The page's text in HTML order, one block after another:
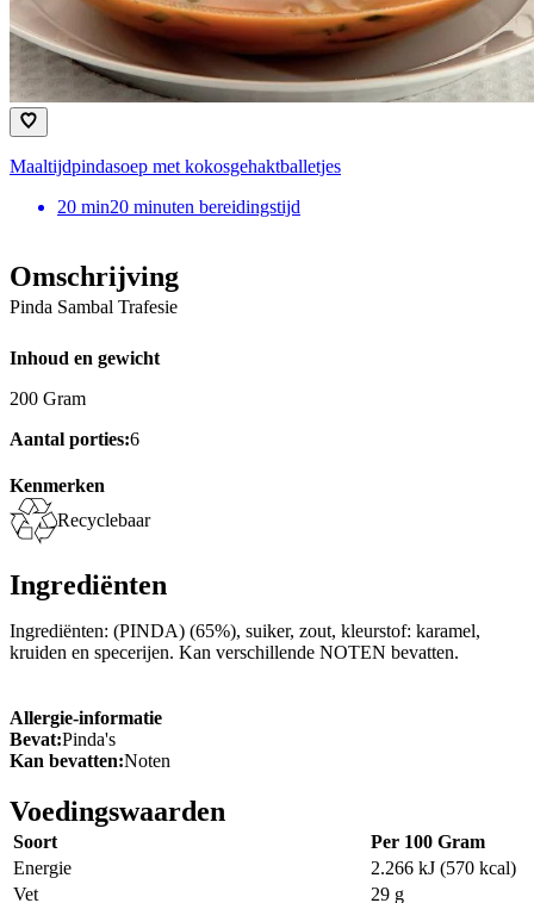
Maaltijdpindasoep met kokosgehaktballetjes
20 min20 minuten bereidingstijd
Omschrijving
Pinda Sambal Trafesie
Inhoud en gewicht
200 Gram
Aantal porties:6
Kenmerken
Recyclebaar
Ingrediënten
Ingrediënten: (PINDA) (65%), suiker, zout, kleurstof: karamel,
kruiden en specerijen. Kan verschillende NOTEN bevatten.
Allergie-informatie
Bevat:Pinda's
Kan bevatten:Noten
Voedingswaarden
Soort
Per 100 Gram
Energie
2.266 kJ (570 kcal)
Vet
29 g